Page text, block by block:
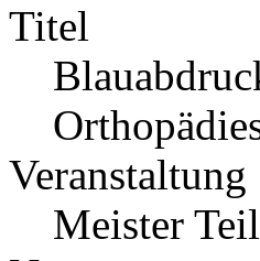
Titel
Veranstaltung
Meister